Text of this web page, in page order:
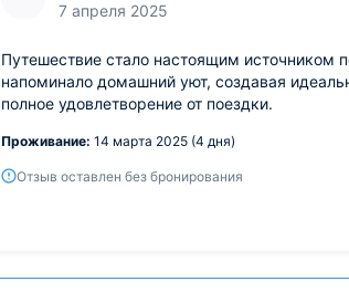
7 апреля 2025
Путешествие стало настоящим
напоминало домашний уют, создавая
полное удовлетворение от поездки.
Проживание: 14 марта 2025 (4 дня)
Отзыв оставлен без бронирования